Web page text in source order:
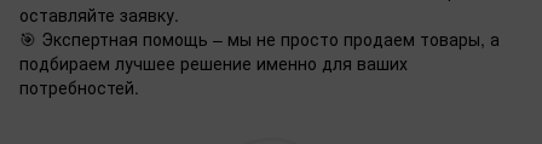
оставляйте заявку.
🎯 Экспертная помощь – мы не просто продаем товары, а
подбираем лучшее решение именно для ваших
потребностей.